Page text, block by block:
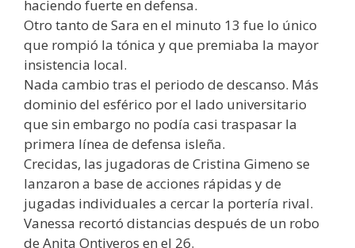
haciendo fuerte en defensa.
Otro tanto de Sara en el minuto 13 fue lo único
que rompió la tónica y que premiaba la mayor
insistencia local.
Nada cambio tras el periodo de descanso. Más
dominio del esférico por el lado universitario
que sin embargo no podía casi traspasar la
primera línea de defensa isleña.
Crecidas, las jugadoras de Cristina Gimeno se
lanzaron a base de acciones rápidas y de
jugadas individuales a cercar la portería rival.
Vanessa recortó distancias después de un robo
de Anita Ontiveros en el 26.